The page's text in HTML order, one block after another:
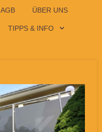
AGB ÜBER UNS
TIPPS & INFO